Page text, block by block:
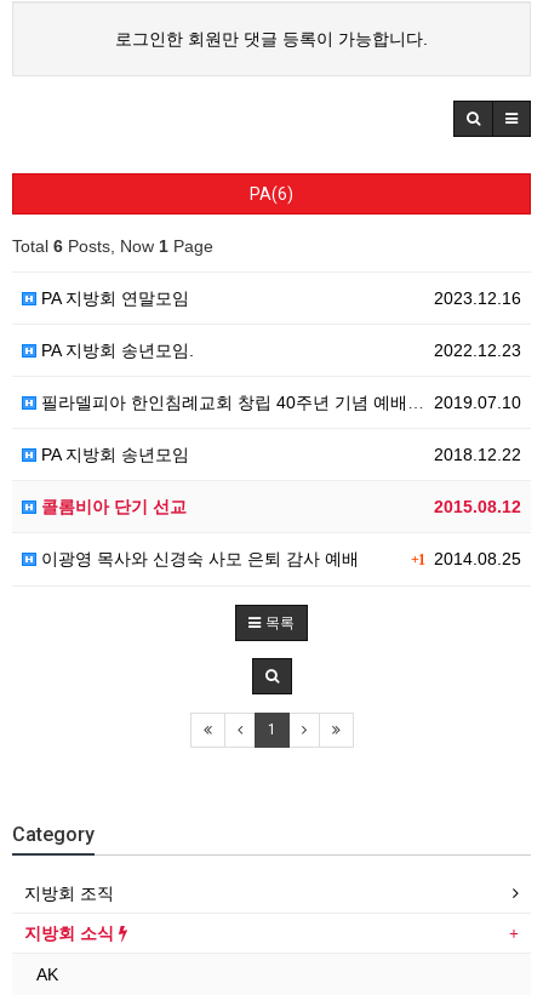
로그인한 회원만 댓글 등록이 가능합니다.
PA(6)
Total 6 Posts, Now 1 Page
2023.12.16
PA 지방회 연말모임
2022.12.23
PA 지방회 송년모임.
2019.07.10
필라델피아 한인침례교회 창립 40주년 기념 예배와 음악회
2018.12.22
PA 지방회 송년모임
2015.08.12
콜롬비아 단기 선교
+1 2014.08.25
이광영 목사와 신경숙 사모 은퇴 감사 예배
목록
1
Category
지방회 조직
지방회 소식
AK